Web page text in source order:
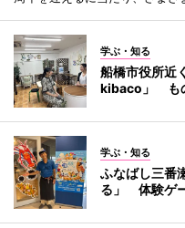
学ぶ・知る
船橋市役所近
kibaco」 も
学ぶ・知る
ふなばし三番
る」 体験ゲ